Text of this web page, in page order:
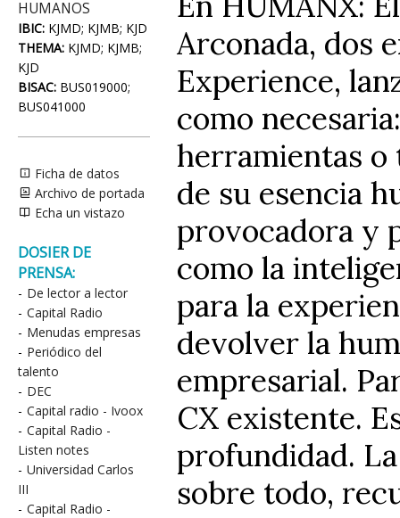
HUMANOS
IBIC: KJMD; KJMB; KJD
THEMA: KJMD; KJMB;
KJD
BISAC: BUS019000;
BUS041000
Ficha de datos
Archivo de portada
Echa un vistazo
DOSIER DE
PRENSA:
- De lector a lector
- Capital Radio
- Menudas empresas
- Periódico del
talento
- DEC
- Capital radio - Ivoox
- Capital Radio -
Listen notes
- Universidad Carlos
III
- Capital Radio -
Arconada, dos
Experience,
como
herramientas o
de su esencia
provocadora y
como la
para la
devolver la
empresarial.
CX existente.
profundidad.
sobre todo,